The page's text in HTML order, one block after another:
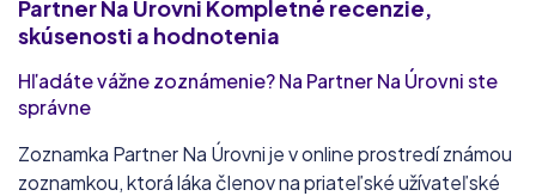
Partner Na Úrovni Kompletné recenzie,
skúsenosti a hodnotenia
Hľadáte vážne zoznámenie? Na Partner Na Úrovni ste
správne
Zoznamka Partner Na Úrovni je v online prostredí známou
zoznamkou, ktorá láka členov na priateľské užívateľské